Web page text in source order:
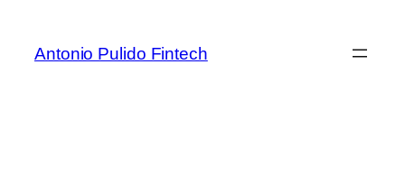
Antonio Pulido Fintech